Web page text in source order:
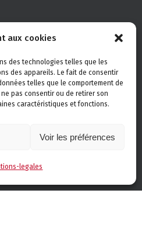
aux cookies
des technologies telles que les
des appareils. Le fait de consentir
telles que le comportement de
pas consentir ou de retirer son
caractéristiques et fonctions.
Voir les préférences
legales